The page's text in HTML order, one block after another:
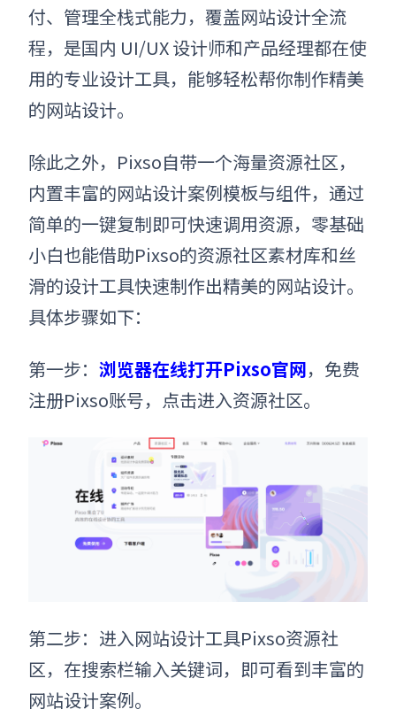
付、管理全栈式能力，覆盖网站设计全流
程，是国内 UI/UX 设计师和产品经理都在使
用的专业设计工具，能够轻松帮你制作精美
的网站设计。
除此之外，Pixso自带一个海量资源社区，
内置丰富的网站设计案例模板与组件，通过
简单的一键复制即可快速调用资源，零基础
小白也能借助Pixso的资源社区素材库和丝
滑的设计工具快速制作出精美的网站设计。
具体步骤如下：
第一步： 浏览器在线打开Pixso官网，免费
注册Pixso账号， 点击进入资源社区。
第二步：进入网站设计工具Pixso资源社
区，在搜索栏输入关键词，即可看到丰富的
网站设计案例。